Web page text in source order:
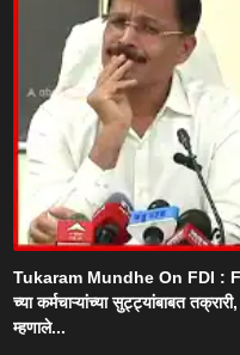
Tukaram Mundhe On FDI :
च्या कर्मचाऱ्यांच्या सुट्ट्यांबाबत
म्हणाले...